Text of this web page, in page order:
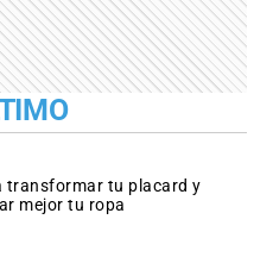
transformar tu placard y
mejor tu ropa